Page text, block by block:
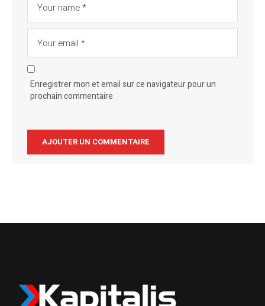
Enregistrer mon et email sur ce navigateur pour un
prochain commentaire.